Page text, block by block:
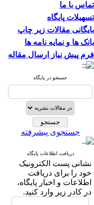
تماس با ما
تسهیلات پایگاه
بایگانی مقالات زیر چاپ
بانک ها و نمایه نامه ها
فرم پیش نیاز ارسال مقاله
جستجو در پایگاه
جستجوی پیشرفته
دریافت اطلاعات پایگاه
نشانی پست الکترونیک
خود را برای دریافت
اطلاعات و اخبار پایگاه،
در کادر زیر وارد کنید.